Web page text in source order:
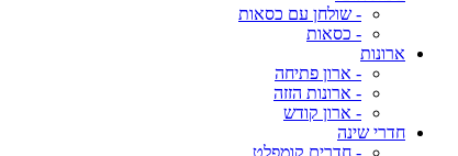
- שולחן עם כסאות
- כסאות
ארונות
- ארון פתיחה
- ארונות הזזה
- ארון קודש
חדרי שינה
- חדרים קומפלט